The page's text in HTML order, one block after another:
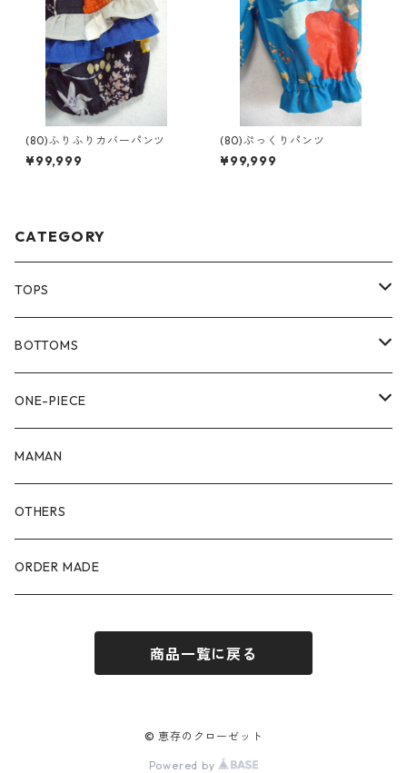
(80)ふりふりカバーパンツ
¥99,999
(80)ぷっくりパンツ
¥99,999
CATEGORY
TOPS
80size
90size
100size
110size
BOTTOMS
80size
90size
100size
110size
ONE-PIECE
80size
90size
100size
MAMAN
OTHERS
ORDER MADE
商品一覧に戻る
© 恵存のクローゼット
Powered by